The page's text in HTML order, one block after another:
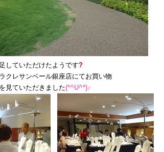
していただけたようです?
クレサンベール銀座店にてお買い物
見ていただきました(*^U^*)♪